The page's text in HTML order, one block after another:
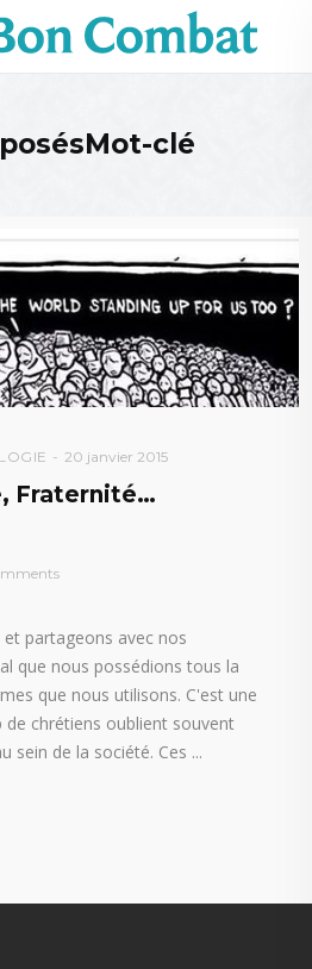
clé
20 janvier 2015
Fraternité…
partageons avec nos
que nous possédions tous la
que nous utilisons. C'est une
de chrétiens oublient souvent
sein de la société. Ces